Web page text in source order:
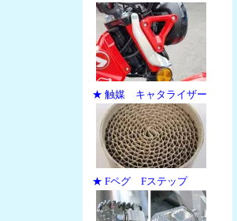
★ 触媒 キャタライザー
★ Fペグ Fステップ